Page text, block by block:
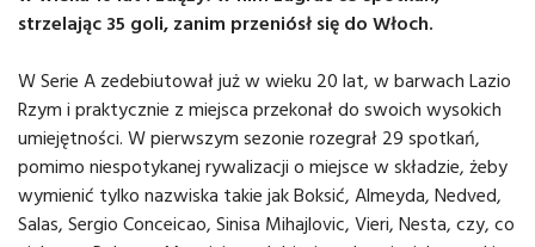
strzelając 35 goli, zanim przeniósł się do Włoch.
W Serie A zedebiutował już w wieku 20 lat, w barwach Lazio
Rzym i praktycznie z miejsca przekonał do swoich wysokich
umiejętności. W pierwszym sezonie rozegrał 29 spotkań,
pomimo niespotykanej rywalizacji o miejsce w składzie, żeby
wymienić tylko nazwiska takie jak Boksić, Almeyda, Nedved,
Salas, Sergio Conceicao, Sinisa Mihajlovic, Vieri, Nesta, czy, co